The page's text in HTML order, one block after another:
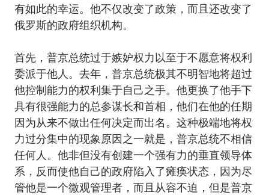
有如此的幸运。他不仅改变了政策，而且还改变了
俄罗斯的政府组织机构。
首先，普京总统过于嫉妒权力以至于不愿意将权利
委派于他人。去年，普京总统极其不明智地将超过
他控制能力的权利集于自己之手。他更换了他手下
具有很强能力的总参谋长和首相，他们在他的任期
因为从来不做出任何决定而出名。这种极端地将权
力过分集中的现象原因之一就是，普京总统不相信
任何人。他非但没有创建一个强有力的垂直领导体
系，反而使他自己的政府陷入了瘫痪状态，因为尽
管他是一个微观管理者，而且从容不迫，但是普京